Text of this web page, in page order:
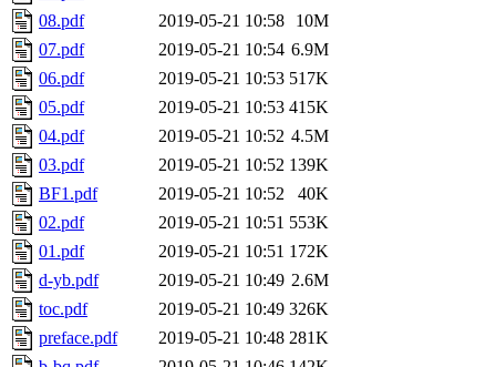
08.pdf
2019-05-21 10:58
10M
07.pdf
2019-05-21 10:54 6.9M
06.pdf
2019-05-21 10:53 517K
05.pdf
2019-05-21 10:53 415K
04.pdf
2019-05-21 10:52 4.5M
03.pdf
2019-05-21 10:52 139K
BF1.pdf
2019-05-21 10:52
40K
02.pdf
2019-05-21 10:51 553K
01.pdf
2019-05-21 10:51 172K
d-yb.pdf
2019-05-21 10:49 2.6M
toc.pdf
2019-05-21 10:49 326K
preface.pdf
2019-05-21 10:48 281K